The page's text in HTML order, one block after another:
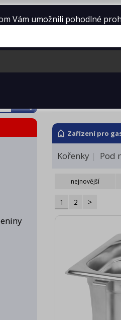
O firmě
Zařízení pro
Kořenky Pod
nejnovější
1 2 >
Vám umožnili pohodlné